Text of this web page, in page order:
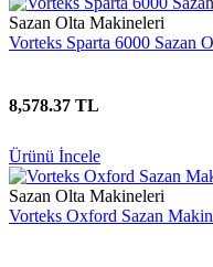
Sazan Olta Makineleri
Vorteks Sparta 6000 Sazan
8,578.37 TL
Ürünü İncele
Sazan Olta Makineleri
Vorteks Oxford Sazan